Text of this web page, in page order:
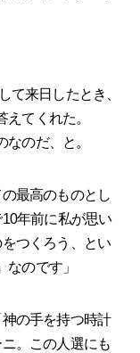
て来日したとき、
てくれた。
のだ、と。
最高のものとし
年前に私が思い
つくろう、とい
のです」
の手を持つ時計
。この人選にも